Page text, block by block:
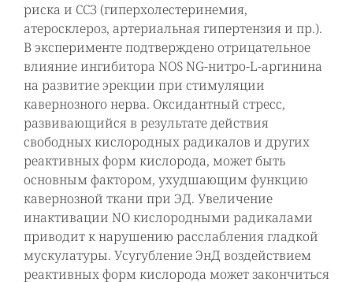
риска и ССЗ (гиперхолестеринемия,
атеросклероз, артериальная гипертензия и пр.).
В эксперименте подтверждено отрицательное
влияние ингибитора NOS NG-нитро-L-аргинина
на развитие эрекции при стимуляции
кавернозного нерва. Оксидантный стресс,
развивающийся в результате действия
свободных кислородных радикалов и других
реактивных форм кислорода, может быть
основным фактором, ухудшающим функцию
кавернозной ткани при ЭД. Увеличение
инактивации NO кислородными радикалами
приводит к нарушению расслабления гладкой
мускулатуры. Усугубление ЭнД воздействием
реактивных форм кислорода может закончиться